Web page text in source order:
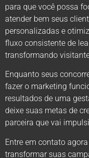
para que você possa
atender bem seus
personalizadas e
fluxo consistente de
transformando
Enquanto seus
fazer o marketing
resultados de uma
deixe suas metas de
parceira que vai
Entre em contato
transformar suas